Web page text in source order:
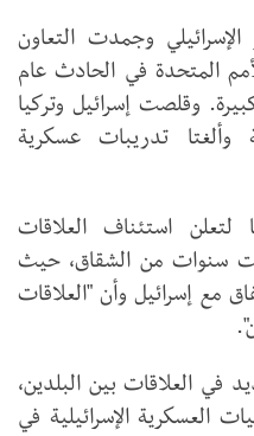
وجمدت التعاون
المتحدة في الحادث عام
كبيرة. وقلصت إسرائيل وتركيا
وألغتا تدريبات عسكرية
تركيا لتعلن استئناف العلاقات
ست سنوات من الشقاق، حيث
مع إسرائيل وأن "العلاقات
في العلاقات بين البلدين،
العسكرية الإسرائيلية في